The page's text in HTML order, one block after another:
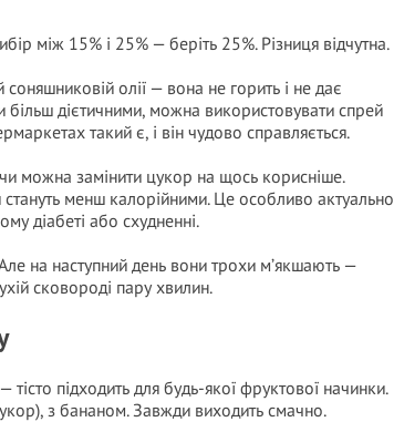
між 15% і 25% — беріть 25%. Різниця відчутна.
олії — вона не горить і не дає
дієтичними, можна використовувати спрей
такий є, і він чудово справляється.
можна замінити цукор на щось корисніше.
менш калорійними. Це особливо актуально
діaбеті або схудненні.
на наступний день вони трохи м’якшають —
сковороді пару хвилин.
підходить для будь-якої фруктової начинки.
з бананом. Завжди виходить смачно.